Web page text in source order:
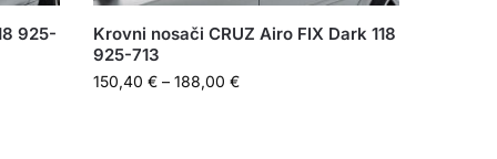
925-
Krovni nosači CRUZ Airo FIX Dark 118
925-713
150,40€ – 188,00€